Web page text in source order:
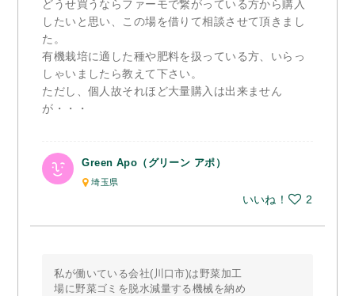
どうせ買うならファーモで繋がっている方から購入
したいと思い、この場を借りて相談させて頂きまし
た。
有機栽培に適した種や肥料を扱っている方、いらっ
しゃいましたら教えて下さい。
ただし、個人故それほど大量購入は出来ません
が・・・
Green Apo（グリーン アポ）
埼玉県
いいね！ 2
私が働いている会社(川口市)は野菜加工
場に野菜ゴミを脱水減量する機械を納め